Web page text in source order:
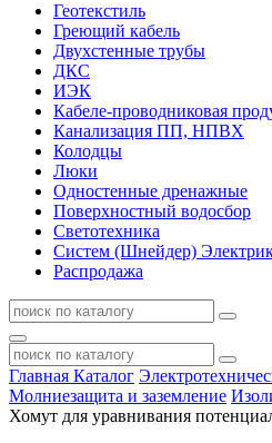
Геотекстиль
Греющий кабель
Двухстенные трубы
ДКС
ИЭК
Кабеле-проводниковая
Канализация ПП, НПВХ
Колодцы
Люки
Одностенные дренажные
Поверхностный водосбор
Светотехника
Систем (Шнейдер)
Распродажа
Главная Каталог
Молниезащита и заземление
Хомут для уравнивания